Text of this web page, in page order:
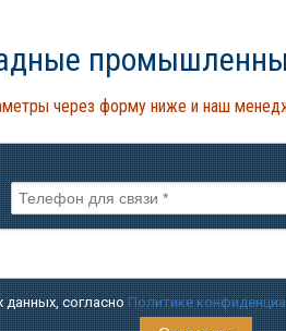
через форму ниже и наш
данных, согласноПолитике